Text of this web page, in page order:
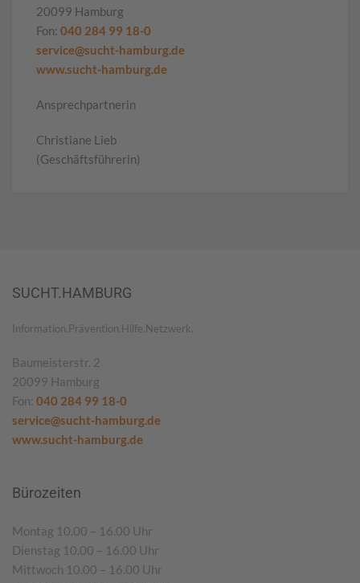
20099 Hamburg
Fon: 040 284 99 18-0
service@sucht-hamburg.de
www.sucht-hamburg.de
Ansprechpartnerin
Christiane Lieb
(Geschäftsführerin)
SUCHT.HAMBURG
Information.Prävention.Hilfe.Netzwerk.
Baumeisterstr. 2
20099 Hamburg
Fon: 040 284 99 18-0
service@sucht-hamburg.de
www.sucht-hamburg.de
Bürozeiten
Montag 10.00 – 16.00 Uhr
Dienstag 10.00 – 16.00 Uhr
Mittwoch 10.00 – 16.00 Uhr